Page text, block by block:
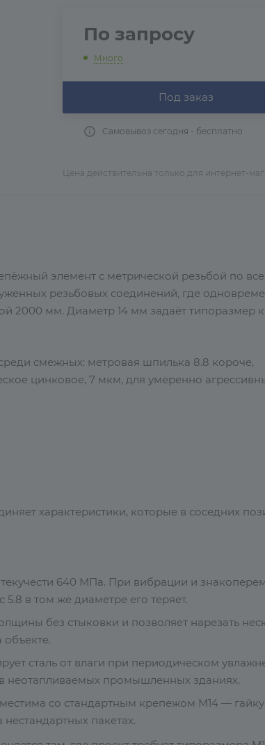
По запросу
Много
Под заказ
Самовывоз сегодня - бесплатно
Цена действительна только для интернет-
элемент с метрической резьбой по
резьбовых соединений, где
2000 мм. Диаметр 14 мм задаёт типоразмер
смежных: метровая шпилька 8.8 короче,
цинковое, 7 мкм, для умеренно
характеристики, которые в соседних
640 МПа. При вибрации и
5.8 в том же диаметре его теряет.
без стыковки и позволяет нарезать
объекте.
сталь от влаги при периодическом
неотапливаемых промышленных зданиях.
со стандартным крепежом М14 — гайку
пакетах.